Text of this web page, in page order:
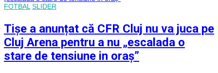
FOTBAL SLIDER
Tișe a anunțat că CFR Cluj nu va juca pe
Cluj Arena pentru a nu „escalada o
stare de tensiune in oraș”